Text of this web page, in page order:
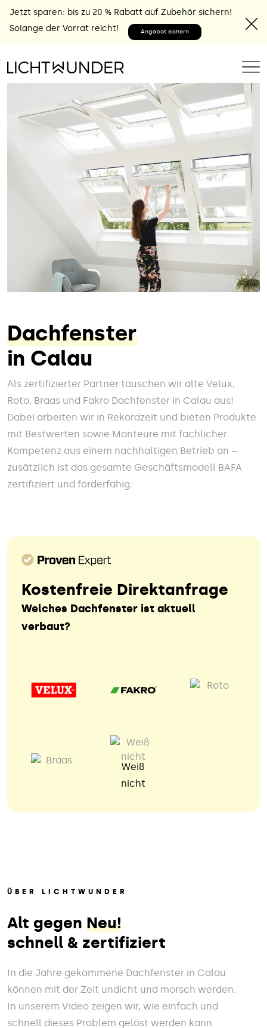
Jetzt sparen: bis zu 20 % Rabatt auf Zubehör sichern!
Solange der Vorrat reicht!
Angebot sichern
Dachfenster
in Calau
Als zertifizierter Partner tauschen wir alte Velux,
Roto, Braas und Fakro Dachfenster in Calau aus!
Dabei arbeiten wir in Rekordzeit und bieten Produkte
mit Bestwerten sowie Monteure mit fachlicher
Kompetenz aus einem nachhaltigen Betrieb an –
zusätzlich ist das gesamte Geschäftsmodell BAFA
zertifiziert und förderfähig.
Kostenfreie Direktanfrage
Welches Dachfenster ist aktuell
verbaut?
Weiß
nicht
ÜBER LICHTWUNDER
Alt gegen Neu!
schnell & zertifiziert
In die Jahre gekommene Dachfenster in Calau
können mit der Zeit undicht und morsch werden.
In unserem Video zeigen wir, wie einfach und
schnell dieses Problem gelöst werden kann.